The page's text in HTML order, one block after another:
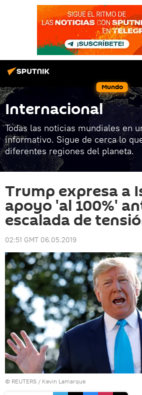
Mundo
Internacional
Todas las noticias mundiales en
informativo. Sigue de cerca lo
diferentes regiones del planeta.
Trump expresa a
apoyo 'al 100%'
escalada de
02:51 GMT 06.05.2019
© REUTERS / Kevin Lamarque